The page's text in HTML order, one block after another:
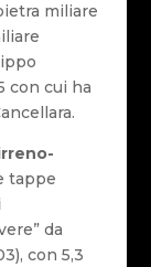
miliare
con cui ha
tappe
da
con 5,3